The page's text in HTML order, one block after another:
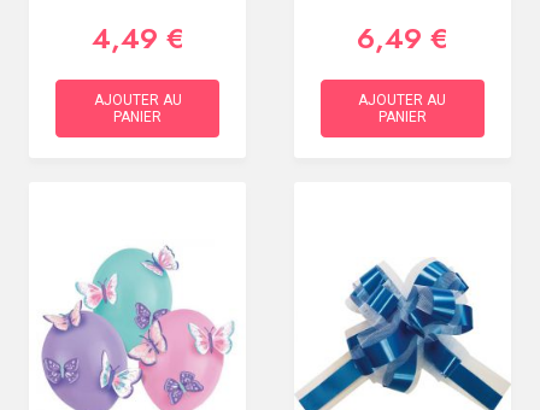
4,49 €
AJOUTER AU
PANIER
6,49 €
AJOUTER AU
PANIER